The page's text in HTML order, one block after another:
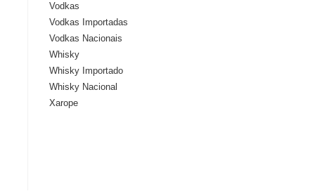
Vodkas
Vodkas Importadas
Vodkas Nacionais
Whisky
Whisky Importado
Whisky Nacional
Xarope